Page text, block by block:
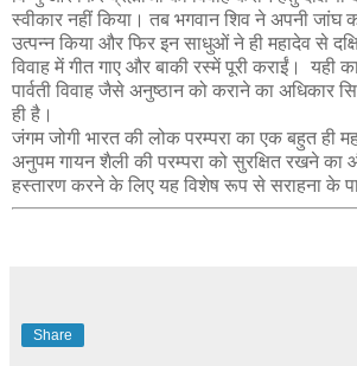
स्वीकार नहीं किया। तब भगवान शिव ने अपनी
उत्पन्न किया और फिर इन साधुओं ने ही महादेव से
विवाह में गीत गाए और बाकी रस्में पूरी कराईं। यही
पार्वती विवाह जैसे अनुष्ठान को कराने का अधिकार
ही है।
जंगम जोगी भारत की लोक परम्परा का एक बहुत ही
अनुपम गायन शैली की परम्परा को सुरक्षित रखने का
हस्तारण करने के लिए यह विशेष रूप से सराहना के
Share